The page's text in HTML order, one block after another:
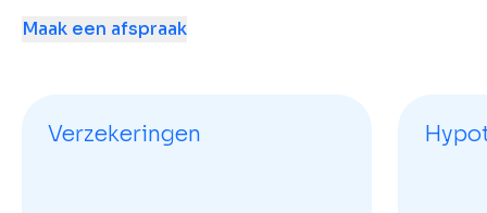
Maak een afspraak
Verzekeringen